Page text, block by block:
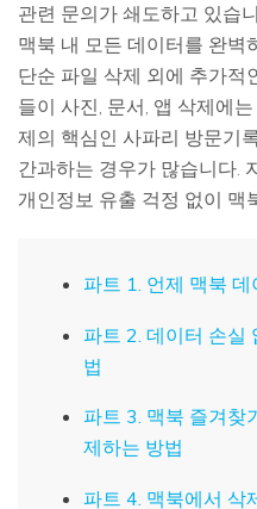
관련 문의가 쇄도하고 있습
맥북 내 모든 데이터를 완벽
단순 파일 삭제 외에 추가적
들이 사진, 문서, 앱 삭제에
제의 핵심인 사파리 방문기
간과하는 경우가 많습니다.
개인정보 유출 걱정 없이 맥
파트 1. 언제 맥북
파트 2. 데이터 손실
법
파트 3. 맥북 즐겨찾
제하는 방법
파트 4. 맥북에서 삭